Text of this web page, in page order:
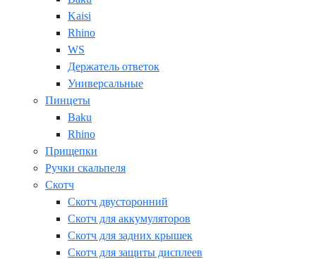
Kaisi
Rhino
WS
Держатель ответок
Универсальные
Пинцеты
Baku
Rhino
Прищепки
Ручки скальпеля
Скотч
Скотч двусторонний
Скотч для аккумуляторов
Скотч для задних крышек
Скотч для защиты дисплеев